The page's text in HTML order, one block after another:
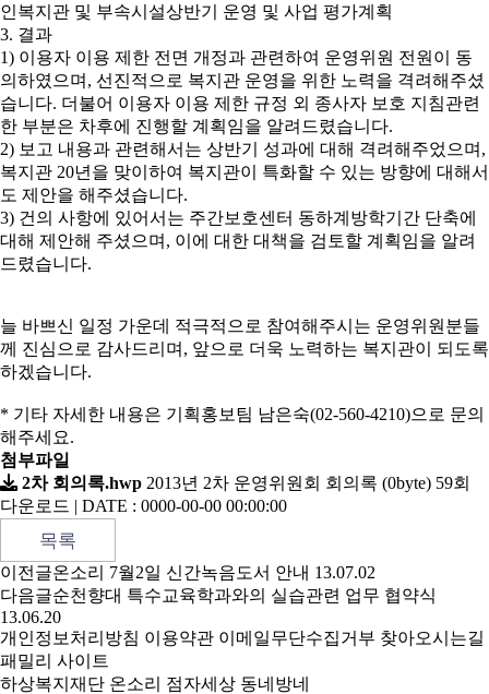
인복지관 및 부속시설상반기 운영 및 사업 평가계획
3. 결과
1) 이용자 이용 제한 전면 개정과 관련하여 운영위원 전원이 동
의하였으며, 선진적으로 복지관 운영을 위한 노력을 격려해주셨
습니다. 더불어 이용자 이용 제한 규정 외 종사자 보호 지침관련
한 부분은 차후에 진행할 계획임을 알려드렸습니다.
2) 보고 내용과 관련해서는 상반기 성과에 대해 격려해주었으며,
복지관 20년을 맞이하여 복지관이 특화할 수 있는 방향에 대해서
도 제안을 해주셨습니다.
3) 건의 사항에 있어서는 주간보호센터 동하계방학기간 단축에
대해 제안해 주셨으며, 이에 대한 대책을 검토할 계획임을 알려
드렸습니다.
늘 바쁘신 일정 가운데 적극적으로 참여해주시는 운영위원분들
께 진심으로 감사드리며, 앞으로 더욱 노력하는 복지관이 되도록
하겠습니다.
* 기타 자세한 내용은 기획홍보팀 남은숙(02-560-4210)으로 문의
해주세요.
첨부파일
2차 회의록.hwp 2013년 2차 운영위원회 회의록 (0byte) 59회
다운로드 | DATE : 0000-00-00 00:00:00
목록
이전글온소리 7월2일 신간녹음도서 안내 13.07.02
다음글순천향대 특수교육학과와의 실습관련 업무 협약식
13.06.20
개인정보처리방침 이용약관 이메일무단수집거부 찾아오시는길
패밀리 사이트
하상복지재단 온소리 점자세상 동네방네